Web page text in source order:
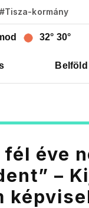
#Tisza-kormány
32° 30°
Belföld
fél éve
–